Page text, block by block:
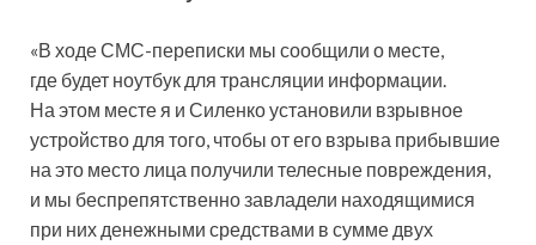
«В ходе СМС-переписки мы сообщили о месте,
где будет ноутбук для трансляции информации.
На этом месте я и Силенко установили взрывное
устройство для того, чтобы от его взрыва прибывшие
на это место лица получили телесные повреждения,
и мы беспрепятственно завладели находящимися
при них денежными средствами в сумме двух